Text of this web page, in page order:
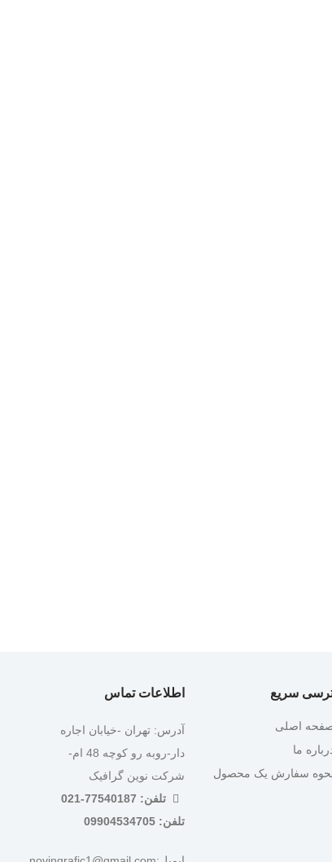
سریع
اصلی
ما
سفارش یک محصول
اطلاعات تماس
آدرس: تهران -خیابان اجاره
دار-روبه رو کوچه 48 ام-
شرکت نوین گرافیک
تلفن: 77540187-021
تلفن: 09904534705